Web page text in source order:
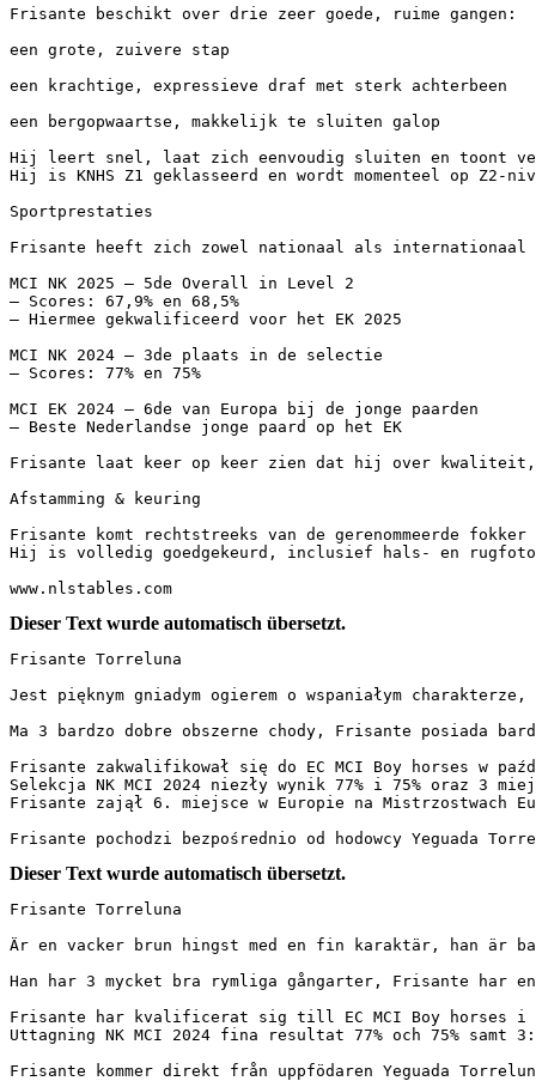
Frisante beschikt over drie zeer goede, ruime gangen:
een grote, zuivere stap
een krachtige, expressieve draf met sterk achterbeen
een bergopwaartse, makkelijk te sluiten galop
Hij leert snel, laat zich eenvoudig sluiten en toont
Hij is KNHS Z1 geklasseerd en wordt momenteel op Z2-
Sportprestaties
Frisante heeft zich zowel nationaal als
MCI NK 2025 – 5de Overall in Level 2
– Scores: 67,9% en 68,5%
– Hiermee gekwalificeerd voor het EK 2025
MCI NK 2024 – 3de plaats in de selectie
– Scores: 77% en 75%
MCI EK 2024 – 6de van Europa bij de jonge paarden
– Beste Nederlandse jonge paard op het EK
Frisante laat keer op keer zien dat hij over
Afstamming & keuring
Frisante komt rechtstreeks van de gerenommeerde fokker
Hij is volledig goedgekeurd, inclusief hals- en
www.nlstables.com
Dieser Text wurde automatisch übersetzt.
Frisante Torreluna
Jest pięknym gniadym ogierem o wspaniałym
Ma 3 bardzo dobre obszerne chody, Frisante posiada
Frisante zakwalifikował się do EC MCI Boy horses w
Selekcja NK MCI 2024 niezły wynik 77% i 75% oraz 3
Frisante zajął 6. miejsce w Europie na Mistrzostwach
Frisante pochodzi bezpośrednio od hodowcy Yeguada
Dieser Text wurde automatisch übersetzt.
Frisante Torreluna
Är en vacker brun hingst med en fin karaktär, han är
Han har 3 mycket bra rymliga gångarter, Frisante har
Frisante har kvalificerat sig till EC MCI Boy horses i
Uttagning NK MCI 2024 fina resultat 77% och 75% samt
Frisante kommer direkt från uppfödaren Yeguada